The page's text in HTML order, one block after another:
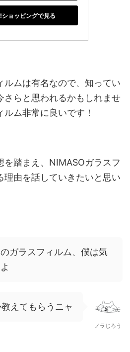
ョッピングで見る
ルムは有名なので、知ってい
さらと思われるかもしれませ
ム非常に良いです！
を踏まえ、NIMASOガラスフ
理由を話していきたいと思い
ガラスフィルム、僕は気
えてもらうニャ
ノラじろう